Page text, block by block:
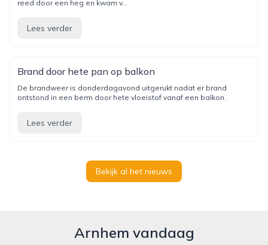
reed door een heg en kwam v...
Lees verder
Brand door hete pan op balkon
De brandweer is donderdagavond uitgerukt nadat er brand
ontstond in een berm door hete vloeistof vanaf een balkon.
Lees verder
Bekijk al het nieuws
Arnhem vandaag